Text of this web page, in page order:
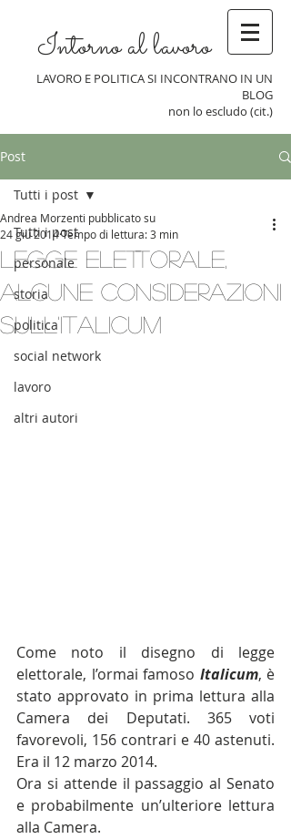
Intorno al lavoro
LAVORO E POLITICA SI INCONTRANO IN UN
BLOG
non lo escludo (cit.)
Post
Tutti i post
personale
storia
politica
social network
lavoro
altri autori
Tutti i post
Legge elettorale,
alcune considerazioni
sull'italicum
Andrea Morzenti pubblicato su
24 giu 2014Tempo di lettura: 3 min
Come noto il disegno di legge
elettorale, l’ormai famoso Italicum, è
stato approvato in prima lettura alla
Camera dei Deputati. 365 voti
favorevoli, 156 contrari e 40 astenuti.
Era il 12 marzo 2014.
Ora si attende il passaggio al Senato
e probabilmente un’ulteriore lettura
alla Camera.